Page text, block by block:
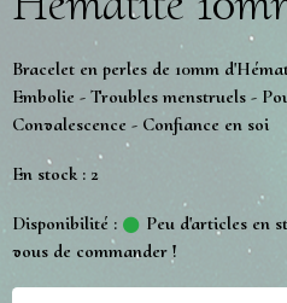
Bracelet en perles de 10mm
Embolie - Troubles menstruels -
Convalescence - Confiance en soi
En stock : 2
Disponibilité :
Peu d'articles en
vous de commander !